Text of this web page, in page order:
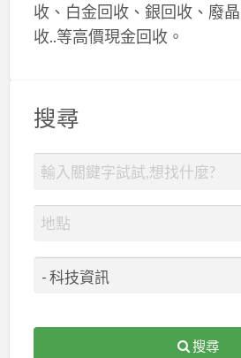
收、白金回收、銀回收、廢
收..等高價現金回收。
搜尋
搜尋